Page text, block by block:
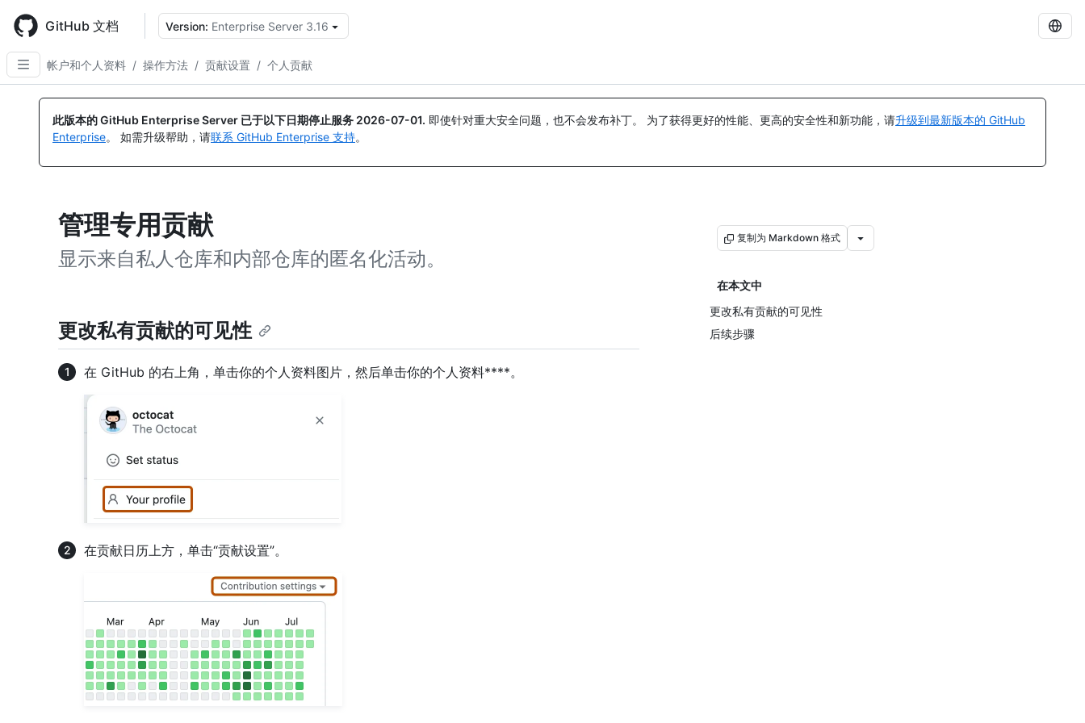
main
content
GitHub 文档 Version: Enterprise Server 3.16
帐户和个人资料 / 操作方法 / 贡献设置 / 个人贡献
此版本的 GitHub Enterprise Server 已于以下日期停止服务 2026-07-01. 即使针对重大安全问题，也不会发布补丁。 为了获得更好的性能、更高的安全性和新功能，请升级到最新版本的 GitHub
Enterprise。 如需升级帮助，请联系 GitHub Enterprise 支持。
管理专用贡献
显示来自私人仓库和内部仓库的匿名化活动。
复制为 Markdown 格式
在本文中
更改私有贡献的可见性
后续步骤
更改私有贡献的可见性
在 GitHub 的右上角，单击你的个人资料图片，然后单击你的个人资料****。
在贡献日历上方，单击“贡献设置”。